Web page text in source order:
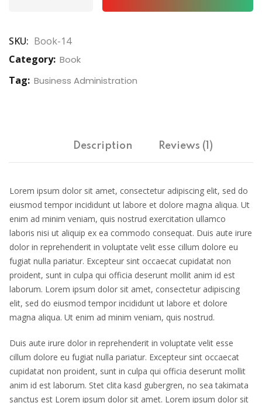
SKU: Book-14
Category: Book
Tag: Business Administration
Description Reviews (1)
Lorem ipsum dolor sit amet, consectetur adipiscing elit, sed do
eiusmod tempor incididunt ut labore et dolore magna aliqua. Ut
enim ad minim veniam, quis nostrud exercitation ullamco
laboris nisi ut aliquip ex ea commodo consequat. Duis aute irure
dolor in reprehenderit in voluptate velit esse cillum dolore eu
fugiat nulla pariatur. Excepteur sint occaecat cupidatat non
proident, sunt in culpa qui officia deserunt mollit anim id est
laborum. Lorem ipsum dolor sit amet, consectetur adipiscing
elit, sed do eiusmod tempor incididunt ut labore et dolore
magna aliqua. Ut enim ad minim veniam, quis nostrud.
Duis aute irure dolor in reprehenderit in voluptate velit esse
cillum dolore eu fugiat nulla pariatur. Excepteur sint occaecat
cupidatat non proident, sunt in culpa qui officia deserunt mollit
anim id est laborum. Stet clita kasd gubergren, no sea takimata
sanctus est Lorem ipsum dolor sit amet. Lorem ipsum dolor sit